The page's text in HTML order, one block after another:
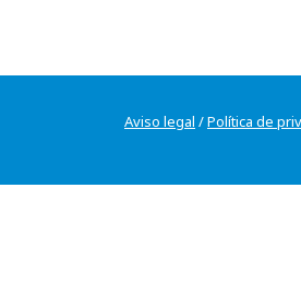
Aviso legal /Política de